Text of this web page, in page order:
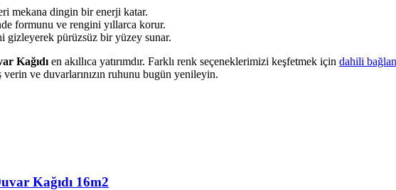
mekana dingin bir enerji katar.
formunu ve rengini yıllarca korur.
gizleyerek pürüzsüz bir yüzey sunar.
Kağıdı en akıllıca yatırımdır. Farklı renk seçeneklerimizi keşfetmek için dahili
ve duvarlarınızın ruhunu bugün yenileyin.
Kağıdı 16m2